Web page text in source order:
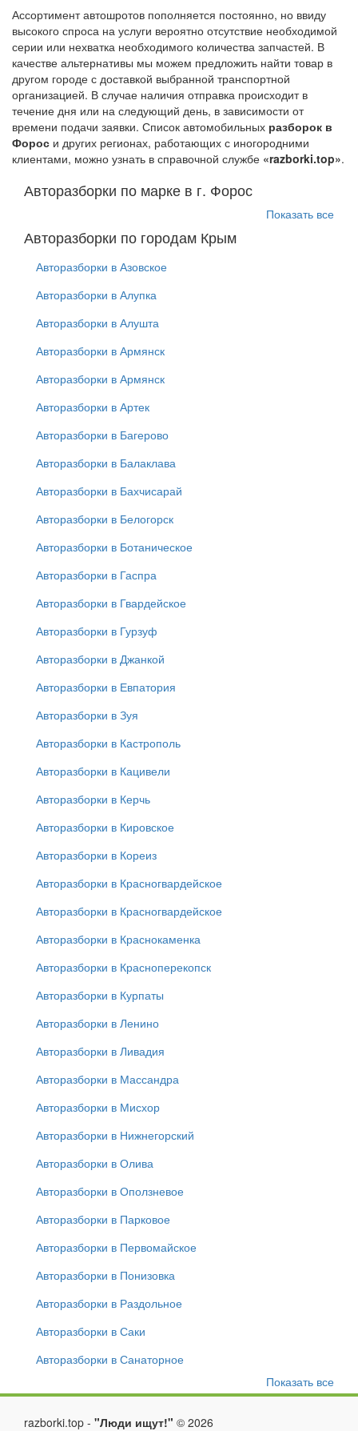
Ассортимент автошротов пополняется постоянно, но ввиду
высокого спроса на услуги вероятно отсутствие необходимой
серии или нехватка необходимого количества запчастей. В
качестве альтернативы мы можем предложить найти товар в
другом городе с доставкой выбранной транспортной
организацией. В случае наличия отправка происходит в
течение дня или на следующий день, в зависимости от
времени подачи заявки. Список автомобильных разборок в
Форос и других регионах, работающих с иногородними
клиентами, можно узнать в справочной службе «razborki.top».
Авторазборки по марке в г. Форос
Показать все
Авторазборки по городам Крым
Авторазборки в Азовское
Авторазборки в Алупка
Авторазборки в Алушта
Авторазборки в Армянск
Авторазборки в Армянск
Авторазборки в Артек
Авторазборки в Багерово
Авторазборки в Балаклава
Авторазборки в Бахчисарай
Авторазборки в Белогорск
Авторазборки в Ботаническое
Авторазборки в Гаспра
Авторазборки в Гвардейское
Авторазборки в Гурзуф
Авторазборки в Джанкой
Авторазборки в Евпатория
Авторазборки в Зуя
Авторазборки в Кастрополь
Авторазборки в Кацивели
Авторазборки в Керчь
Авторазборки в Кировское
Авторазборки в Кореиз
Авторазборки в Красногвардейское
Авторазборки в Красногвардейское
Авторазборки в Краснокаменка
Авторазборки в Красноперекопск
Авторазборки в Курпаты
Авторазборки в Ленино
Авторазборки в Ливадия
Авторазборки в Массандра
Авторазборки в Мисхор
Авторазборки в Нижнегорский
Авторазборки в Олива
Авторазборки в Оползневое
Авторазборки в Парковое
Авторазборки в Первомайское
Авторазборки в Понизовка
Авторазборки в Раздольное
Авторазборки в Саки
Авторазборки в Санаторное
Показать все
razborki.top - "Люди ищут!" © 2026